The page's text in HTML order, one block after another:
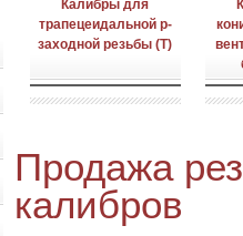
Калибры для
трапецеидальной p-
заходной резьбы (T)
Продажа
калибров